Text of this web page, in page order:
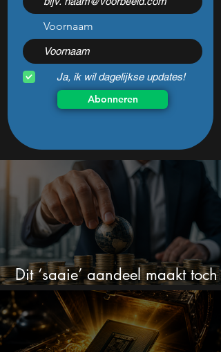
Voornaam
Ja, ik wil dagelijkse updates!
Abonneren
Dit ‘saaie’ aandeel maakt toch
bizar veel winst